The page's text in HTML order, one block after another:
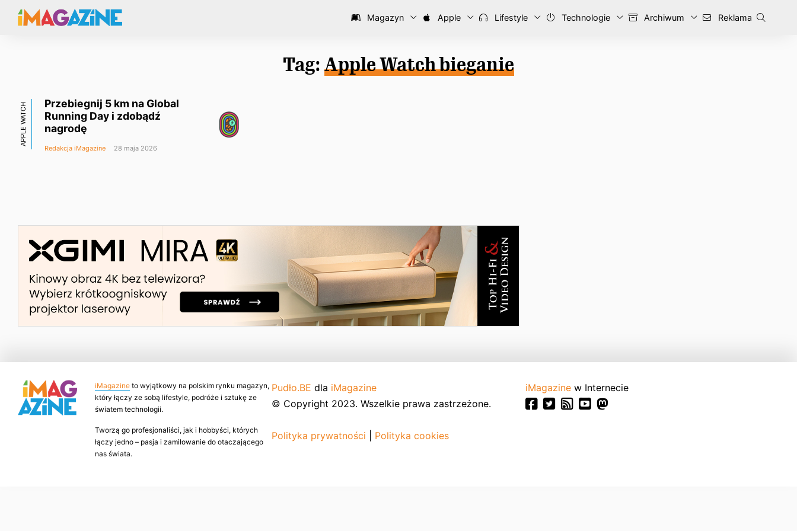
Magazyn Apple Lifestyle Technologie Archiwum Reklama
Tag: Apple Watch bieganie
APPLE WATCH
Przebiegnij 5 km na Global
Running Day i zdobądź
nagrodę
Redakcja iMagazine 28 maja 2026
iMagazine to wyjątkowy na polskim rynku magazyn,
który łączy ze sobą lifestyle, podróże i sztukę ze
światem technologii.
Tworzą go profesjonaliści, jak i hobbyści, których
łączy jedno – pasja i zamiłowanie do otaczającego
nas świata.
Pudło.BE dla iMagazine
© Copyright 2023. Wszelkie prawa zastrzeżone.
Polityka prywatności Polityka cookies
iMagazine w Internecie